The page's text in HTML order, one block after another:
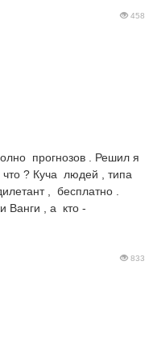
458
прогнозов . Решил я
что ? Куча людей , типа
, бесплатно .
Ванги , а кто -
833